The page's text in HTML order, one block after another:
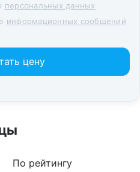
персональных данных
информационных сообщений
цену
По рейтингу